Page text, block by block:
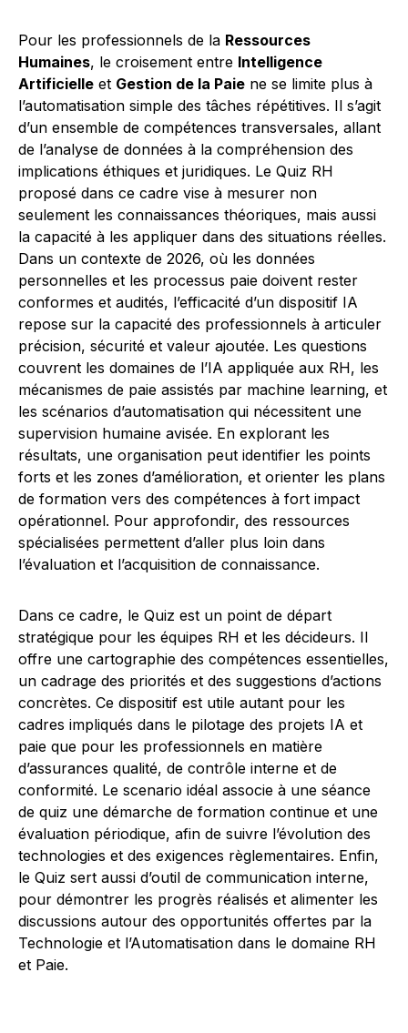
Pour les professionnels de la Ressources
Humaines, le croisement entre Intelligence
Artificielle et Gestion de la Paie ne se limite plus à
l’automatisation simple des tâches répétitives. Il s’agit
d’un ensemble de compétences transversales, allant
de l’analyse de données à la compréhension des
implications éthiques et juridiques. Le Quiz RH
proposé dans ce cadre vise à mesurer non
seulement les connaissances théoriques, mais aussi
la capacité à les appliquer dans des situations réelles.
Dans un contexte de 2026, où les données
personnelles et les processus paie doivent rester
conformes et audités, l’efficacité d’un dispositif IA
repose sur la capacité des professionnels à articuler
précision, sécurité et valeur ajoutée. Les questions
couvrent les domaines de l’IA appliquée aux RH, les
mécanismes de paie assistés par machine learning, et
les scénarios d’automatisation qui nécessitent une
supervision humaine avisée. En explorant les
résultats, une organisation peut identifier les points
forts et les zones d’amélioration, et orienter les plans
de formation vers des compétences à fort impact
opérationnel. Pour approfondir, des ressources
spécialisées permettent d’aller plus loin dans
l’évaluation et l’acquisition de connaissance.
Dans ce cadre, le Quiz est un point de départ
stratégique pour les équipes RH et les décideurs. Il
offre une cartographie des compétences essentielles,
un cadrage des priorités et des suggestions d’actions
concrètes. Ce dispositif est utile autant pour les
cadres impliqués dans le pilotage des projets IA et
paie que pour les professionnels en matière
d’assurances qualité, de contrôle interne et de
conformité. Le scenario idéal associe à une séance
de quiz une démarche de formation continue et une
évaluation périodique, afin de suivre l’évolution des
technologies et des exigences règlementaires. Enfin,
le Quiz sert aussi d’outil de communication interne,
pour démontrer les progrès réalisés et alimenter les
discussions autour des opportunités offertes par la
Technologie et l’Automatisation dans le domaine RH
et Paie.